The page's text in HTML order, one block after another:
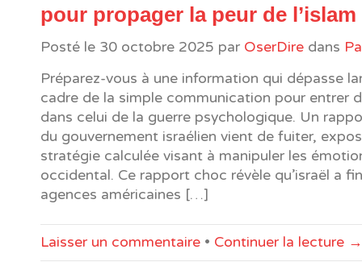
pour propager la peur de l’islam
Posté le 30 octobre 2025 par OserDire dans
Préparez-vous à une information qui dépasse
cadre de la simple communication pour entrer
dans celui de la guerre psychologique. Un
du gouvernement israélien vient de fuiter,
stratégie calculée visant à manipuler les
occidental. Ce rapport choc révèle qu’israël a
agences américaines […]
Laisser un commentaire • Continuer la lecture →